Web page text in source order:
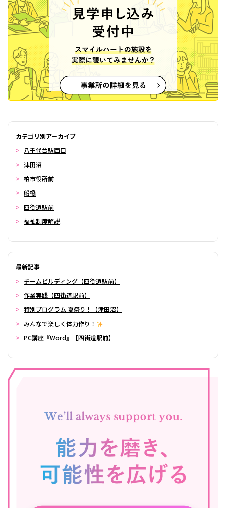
カテゴリ別アーカイブ
八千代台駅西口
津田沼
柏市役所前
船橋
四街道駅前
福祉制度解説
最新記事
チームビルディング【四街道駅前】
作業実践【四街道駅前】
特別プログラム 夏祭り！【津田沼】
みんなで楽しく体力作り！
PC講座『Word』【四街道駅前】